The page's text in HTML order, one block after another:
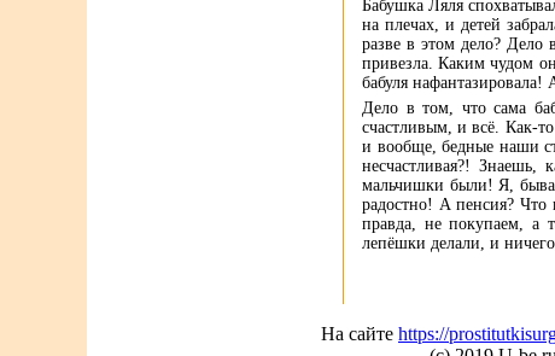
Бабушка Ляля
на плечах, и детей
разве в этом дело?
привезла. Каким чудом
бабуля
Дело в том, что сама
счастливым, и всё. Как-
и вообще, бедные наши
несчастливая?!
мальчишки были! Я,
радостно! А пенсия?
правда, не покупаем,
лепёшки делали, и
На сайте https://